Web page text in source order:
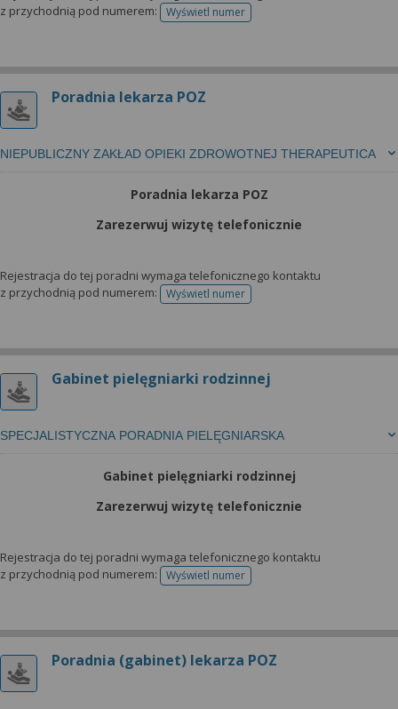
z przychodnią pod numerem:
Wyświetl numertelefonu do rejestracji
Poradnia lekarza POZ
NIEPUBLICZNY ZAKŁAD OPIEKI ZDROWOTNEJ THERAPEUTICA
Poradnia lekarza POZ
Zarezerwuj wizytę telefonicznie
Rejestracja do tej poradni wymaga telefonicznego kontaktu
z przychodnią pod numerem:
Wyświetl numertelefonu do rejestracji
Gabinet pielęgniarki rodzinnej
SPECJALISTYCZNA PORADNIA PIELĘGNIARSKA
Gabinet pielęgniarki rodzinnej
Zarezerwuj wizytę telefonicznie
Rejestracja do tej poradni wymaga telefonicznego kontaktu
z przychodnią pod numerem:
Wyświetl numertelefonu do rejestracji
Poradnia (gabinet) lekarza POZ